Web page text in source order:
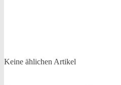
Keine ählichen Artikel